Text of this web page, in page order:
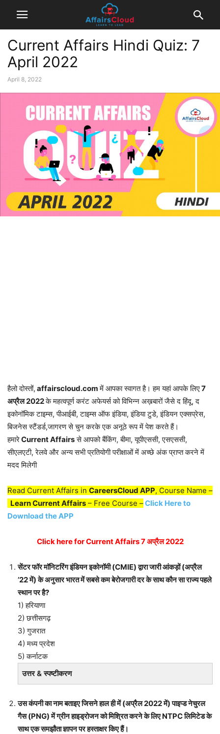
Current Affairs Hindi Quiz: 7
April 2022
April 8, 2022
हैलो दोस्तों, affairscloud.comमें आपका स्वागत है। हम यहां आपके लिए7
अप्रैल 2022के महत्वपूर्ण करंट अफेयर्स को विभिन्न अख़बारों जैसे द हिंदू, द
इकोनॉमिक टाइम्स, पीआईबी, टाइम्स ऑफ इंडिया, इंडिया टुडे, इंडियन एक्सप्रेस,
बिजनेस स्टैंडर्ड,जागरण से चुन करके एक अनूठे रूप में पेश करते हैं।
हमारेCurrent Affairsसे आपको बैंकिंग, बीमा, यूपीएससी, एसएससी,
सीएलएटी, रेलवे और अन्य सभी प्रतियोगी परीक्षाओं में अच्छे अंक प्राप्त करने में
मदद मिलेगी
Read Current Affairs in CareersCloud APP, Course Name –
Learn Current Affairs – Free Course –Click Here to
Download the APP
Click here for Current Affairs 7 अप्रैल 2022
सेंटर फॉर मॉनिटरिंग इंडियन इकोनॉमी (CMIE) द्वारा जारी आंकड़ों (अप्रैल
’22 में) के अनुसार भारत में सबसे कम बेरोजगारी दर के साथ कौन सा राज्य पहले
स्थान पर है?
1) हरियाणा
2) छत्तीसगढ़
3) गुजरात
4) मध्य प्रदेश
5) कर्नाटक
उत्तर & स्पष्टीकरण
उस कंपनी का नाम बताइए जिसने हाल ही में (अप्रैल 2022 में) पाइप्ड नेचुरल
गैस (PNG) में ग्रीन हाइड्रोजन को मिश्रित करने के लिए NTPC लिमिटेड के
साथ एक समझौता ज्ञापन पर हस्ताक्षर किए हैं।